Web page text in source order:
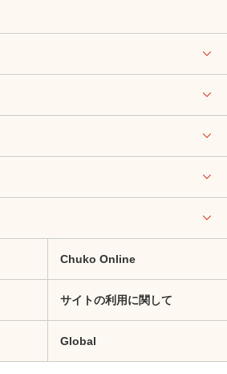
Chuko Online
サイトの利用に関して
Global